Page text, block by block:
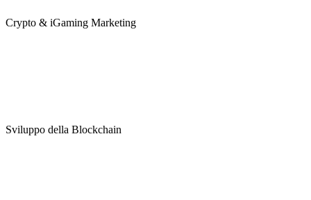
Crypto & iGaming Marketing
Sviluppo della Blockchain